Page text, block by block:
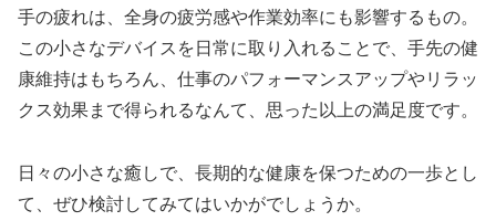
手の疲れは、全身の疲労感や作業効率にも影響するもの。
この小さなデバイスを日常に取り入れることで、手先の健
康維持はもちろん、仕事のパフォーマンスアップやリラッ
クス効果まで得られるなんて、思った以上の満足度です。
日々の小さな癒しで、長期的な健康を保つための一歩とし
て、ぜひ検討してみてはいかがでしょうか。